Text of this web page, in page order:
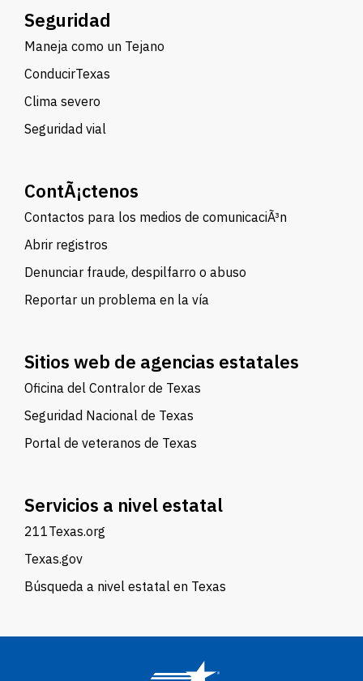
Seguridad
Maneja como un Tejano
ConducirTexas
Clima severo
Seguridad vial
ContÃ¡ctenos
Contactos para los medios de comunicaciÃ³n
Abrir registros
Denunciar fraude, despilfarro o abuso
Reportar un problema en la vía
Sitios web de agencias estatales
Oficina del Contralor de Texas
Seguridad Nacional de Texas
Portal de veteranos de Texas
Servicios a nivel estatal
211Texas.org
Texas.gov
Búsqueda a nivel estatal en Texas